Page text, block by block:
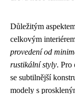
Důležitým
celkovým
provedení od
rustikální styly. Pro
se subtilnější
modely s